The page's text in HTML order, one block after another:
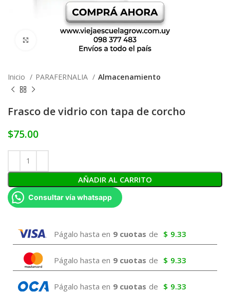
Inicio PARAFERNALIA Almacenamiento
Frasco de vidrio con tapa de corcho
$75.00
AÑADIR AL CARRITO
Consultar vía whatsapp
Págalo hasta en 9 cuotas de $ 9.33
Págalo hasta en 9 cuotas de $ 9.33
Págalo hasta en 9 cuotas de $ 9.33